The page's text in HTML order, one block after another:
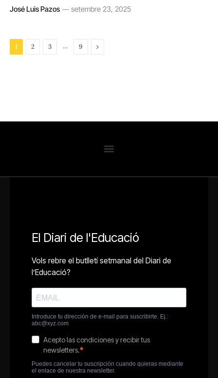
José Luis Pazos setembre 23, 2025
1 2 3 … 9 Next